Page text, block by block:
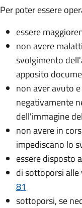
Per poter essere
essere
non avere
svolgimento
apposito
non aver avuto
negativamente
dell'immagine
non avere in
impediscano lo
essere disposto
di sottoporsi
81
sottoporsi, se